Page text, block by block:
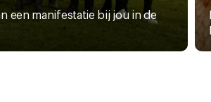
een manifestatie bij jou in de